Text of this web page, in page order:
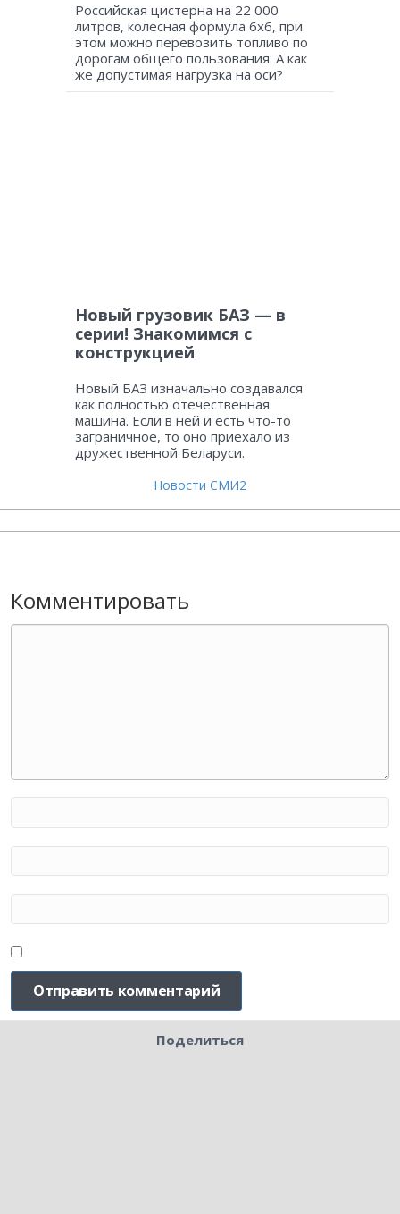
Российская цистерна на 22 000
литров, колесная формула 6х6, при
этом можно перевозить топливо по
дорогам общего пользования. А как
же допустимая нагрузка на оси?
Новый грузовик БАЗ — в
серии! Знакомимся с
конструкцией
Новый БАЗ изначально создавался
как полностью отечественная
машина. Если в ней и есть что-то
заграничное, то оно приехало из
дружественной Беларуси.
Новости СМИ2
Комментировать
Поделиться